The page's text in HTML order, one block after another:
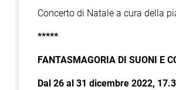
Concerto di Natale a cura della
*****
FANTASMAGORIA DI SUONI E
Dal 26 al 31 dicembre 2022,